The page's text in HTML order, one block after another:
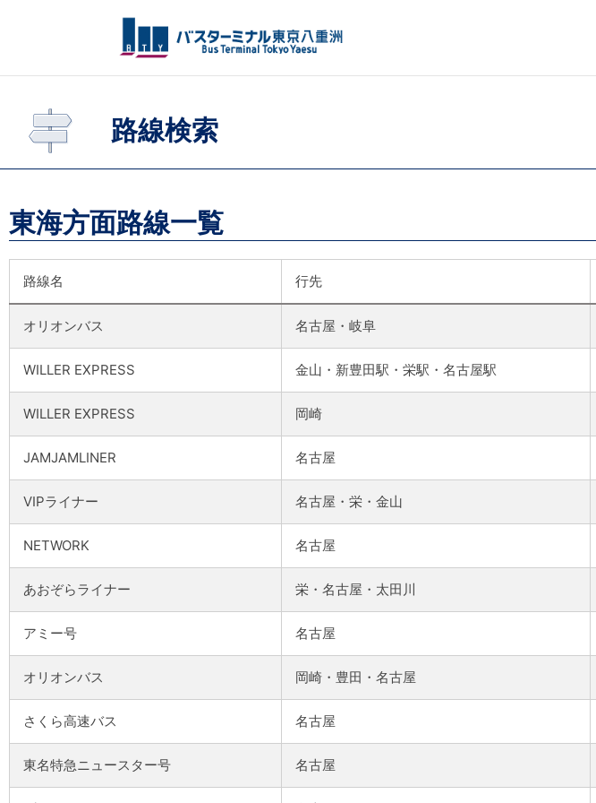
ス
路線検索
東海方面路線一覧
路線名 行先
オリオンバス 名古屋・岐阜
WILLER EXPRESS 金山・新豊田駅・栄駅・名古屋駅
WILLER EXPRESS 岡崎
JAMJAMLINER 名古屋
VIPライナー 名古屋・栄・金山
NETWORK 名古屋
あおぞらライナー 栄・名古屋・太田川
アミー号 名古屋
オリオンバス 岡崎・豊田・名古屋
さくら高速バス 名古屋
東名特急ニュースター号 名古屋